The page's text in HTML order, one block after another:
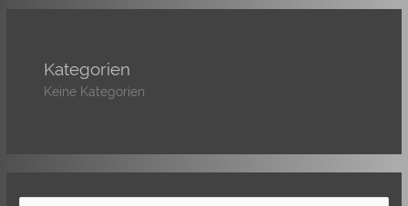
Kategorien
Keine Kategorien